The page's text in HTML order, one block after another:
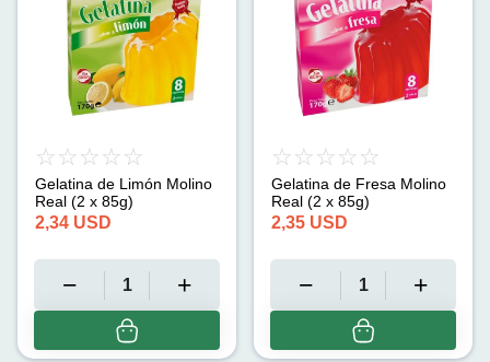
Gelatina de Limón Molino
Real (2 x 85g)
2,34 USD
Gelatina de Fresa Molino
Real (2 x 85g)
2,35 USD